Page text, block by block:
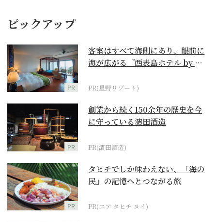
ピックアップ
PR
客室はすべて海側にあり、眼前に
海が広がる『西表島ホテル by 星
PR(星野リゾート)
PR
創業から続く150余年の歴史を今
に守っている濵田酒造
PR(濵田酒造)
PR
タヒチでしか味わえない、「海の
民」の記憶へとつながる旅
PR(エア タヒチ ヌイ)